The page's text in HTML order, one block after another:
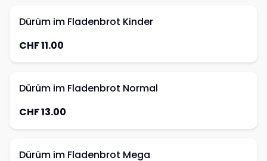
Dürüm im Fladenbrot Kinder
CHF 11.00
Dürüm im Fladenbrot Normal
CHF 13.00
Dürüm im Fladenbrot Mega